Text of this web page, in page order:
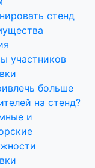
стенд
участников
больше
на стенд?
и